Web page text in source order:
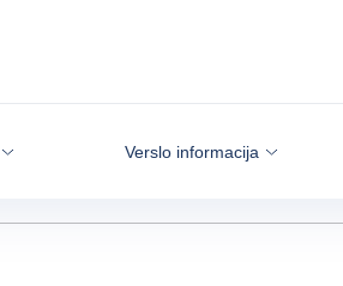
Verslo informacija